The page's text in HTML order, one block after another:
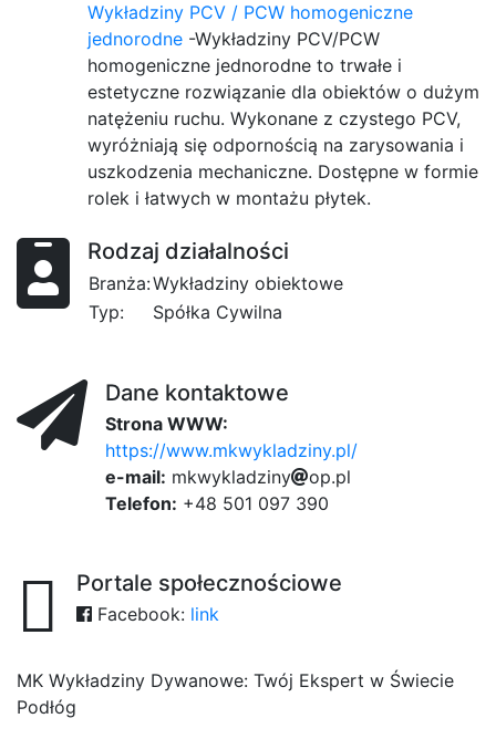
Wykładziny PCV / PCW homogeniczne
jednorodne -Wykładziny PCV/PCW
homogeniczne jednorodne to trwałe i
estetyczne rozwiązanie dla obiektów o dużym
natężeniu ruchu. Wykonane z czystego PCV,
wyróżniają się odpornością na zarysowania i
uszkodzenia mechaniczne. Dostępne w formie
rolek i łatwych w montażu płytek.
Rodzaj działalności
Branża:Wykładziny obiektowe
Typ:
Spółka Cywilna
Dane kontaktowe
Strona WWW:
https://www.mkwykladziny.pl/
e-mail: mkwyklf3
adziny o1
p.pl
Telefon: +48 501 097 390
Portale społecznościowe
Facebook: link
MK Wykładziny Dywanowe: Twój Ekspert w Świecie
Podłóg